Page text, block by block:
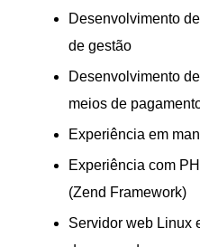
Desenvolvimento
de gestão
Desenvolvimento
meios de
Experiência em
Experiência com
(Zend Framework)
Servidor web Linux